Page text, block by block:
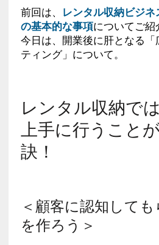
前回は、
レンタル収納ビジ
の基本的な事項についてご紹
今日は、開業後に肝となる
ティング」について。
レンタル収納で
上手に行うこと
訣！
＜顧客に認知して
を作ろう＞